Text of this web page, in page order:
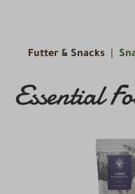
Futter & Snacks
Essential
Bildergalerie